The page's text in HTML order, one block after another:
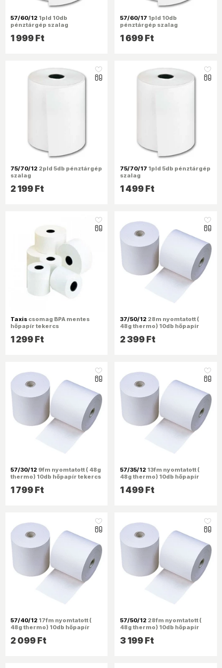
57/60/12 1pld 10db
pénztárgép szalag
1 999 Ft
57/60/17 1pld 10db
pénztárgép szalag
1 699 Ft
like_16
75/70/12 2pld 5db pénztárgép
szalag
2 199 Ft
like_16
75/70/17 1pld 5db pénztárgép
szalag
1 499 Ft
like_16
Taxis csomag BPA mentes
hőpapír tekercs
1 299 Ft
like_16
37/50/12 28m nyomtatott (
48g thermo) 10db hőpapír
2 399 Ft
like_16
57/30/12 9fm nyomtatott ( 48g
thermo) 10db hőpapír tekercs
1 799 Ft
like_16
57/35/12 13fm nyomtatott (
48g thermo) 10db hőpapír
1 499 Ft
like_16
57/40/12 17fm nyomtatott (
48g thermo) 10db hőpapír
2 099 Ft
like_16
57/50/12 28fm nyomtatott (
48g thermo) 10db hőpapír
3 199 Ft